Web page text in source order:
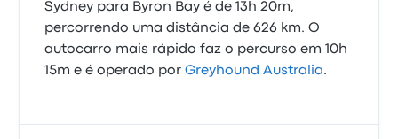
Sydney para Byron Bay é de 13h 20m,
percorrendo uma distância de 626 km. O
autocarro mais rápido faz o percurso em 10h
15m e é operado porGreyhound Australia.